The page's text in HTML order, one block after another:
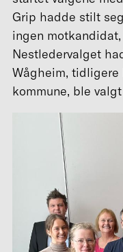
Grip hadde stilt
ingen
Nestledervalget
Wågheim,
kommune, ble